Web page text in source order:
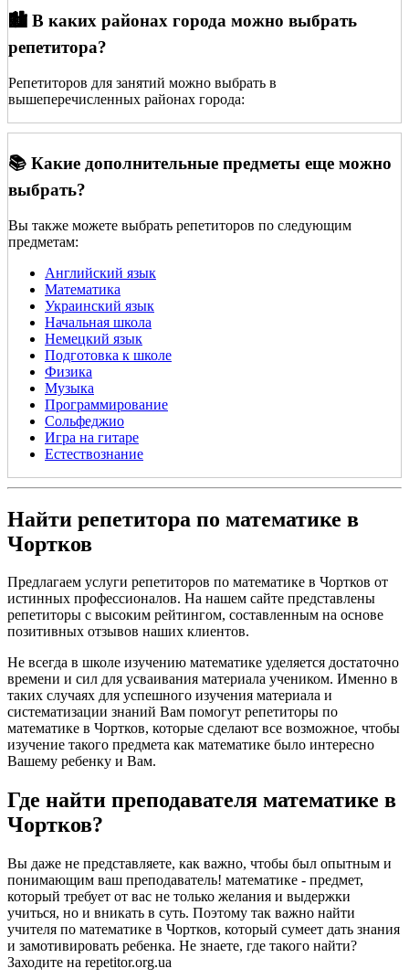
🏙️ В каких районах города можно выбрать
репетитора?
Репетиторов для занятий можно выбрать в
вышеперечисленных районах города:
📚 Какие дополнительные предметы еще можно
выбрать?
Вы также можете выбрать репетиторов по следующим
предметам:
Английский язык
Математика
Украинский язык
Начальная школа
Немецкий язык
Подготовка к школе
Физика
Музыка
Программирование
Сольфеджио
Игра на гитаре
Естествознание
Найти репетитора по математике в
Чортков
Предлагаем услуги репетиторов по математике в Чортков от
истинных профессионалов. На нашем сайте представлены
репетиторы с высоким рейтингом, составленным на основе
позитивных отзывов наших клиентов.
Не всегда в школе изучению математике уделяется достаточно
времени и сил для усваивания материала учеником. Именно в
таких случаях для успешного изучения материала и
систематизации знаний Вам помогут репетиторы по
математике в Чортков, которые сделают все возможное, чтобы
изучение такого предмета как математике было интересно
Вашему ребенку и Вам.
Где найти преподавателя математике в
Чортков?
Вы даже не представляете, как важно, чтобы был опытным и
понимающим ваш преподаватель! математике - предмет,
который требует от вас не только желания и выдержки
учиться, но и вникать в суть. Поэтому так важно найти
учителя по математике в Чортков, который сумеет дать знания
и замотивировать ребенка. Не знаете, где такого найти?
Заходите на repetitor.org.ua